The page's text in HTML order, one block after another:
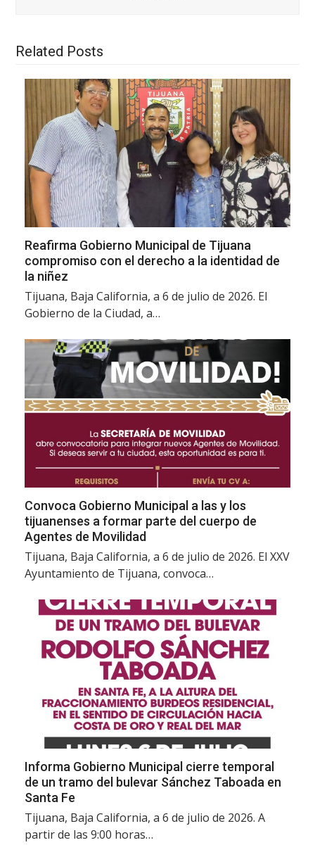
Related Posts
Reafirma Gobierno Municipal de Tijuana
compromiso con el derecho a la identidad de
la niñez
Tijuana, Baja California, a 6 de julio de 2026. El
Gobierno de la Ciudad, a…
Convoca Gobierno Municipal a las y los
tijuanenses a formar parte del cuerpo de
Agentes de Movilidad
Tijuana, Baja California, a 6 de julio de 2026. El XXV
Ayuntamiento de Tijuana, convoca…
Informa Gobierno Municipal cierre temporal
de un tramo del bulevar Sánchez Taboada en
Santa Fe
Tijuana, Baja California, a 6 de julio de 2026. A
partir de las 9:00 horas…